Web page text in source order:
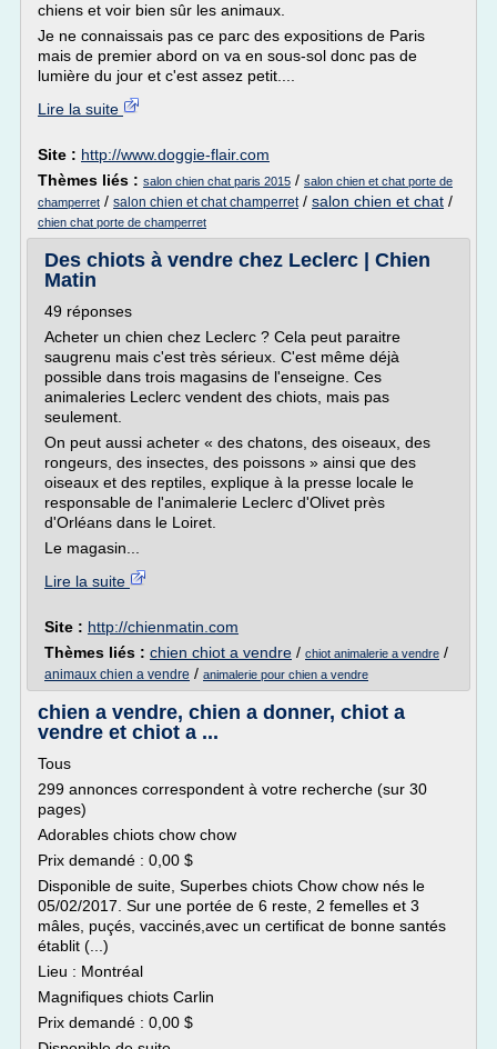
chiens et voir bien sûr les animaux.
Je ne connaissais pas ce parc des expositions de Paris
mais de premier abord on va en sous-sol donc pas de
lumière du jour et c'est assez petit....
Lire la suite
Site : http://www.doggie-flair.com
Thèmes liés : salon chien chat paris 2015 / salon chien et chat porte de
champerret / salon chien et chat champerret/ salon chien et chat /
chien chat porte de champerret
Des chiots à vendre chez Leclerc | Chien
Matin
49 réponses
Acheter un chien chez Leclerc ? Cela peut paraitre
saugrenu mais c'est très sérieux. C'est même déjà
possible dans trois magasins de l'enseigne. Ces
animaleries Leclerc vendent des chiots, mais pas
seulement.
On peut aussi acheter « des chatons, des oiseaux, des
rongeurs, des insectes, des poissons » ainsi que des
oiseaux et des reptiles, explique à la presse locale le
responsable de l'animalerie Leclerc d'Olivet près
d'Orléans dans le Loiret.
Le magasin...
Lire la suite
Site : http://chienmatin.com
Thèmes liés : chien chiot a vendre / chiot animalerie a vendre /
animaux chien a vendre / animalerie pour chien a vendre
chien a vendre, chien a donner, chiot a
vendre et chiot a ...
Tous
299 annonces correspondent à votre recherche (sur 30
pages)
Adorables chiots chow chow
Prix demandé : 0,00 $
Disponible de suite, Superbes chiots Chow chow nés le
05/02/2017. Sur une portée de 6 reste, 2 femelles et 3
mâles, puçés, vaccinés,avec un certificat de bonne santés
établit (...)
Lieu : Montréal
Magnifiques chiots Carlin
Prix demandé : 0,00 $